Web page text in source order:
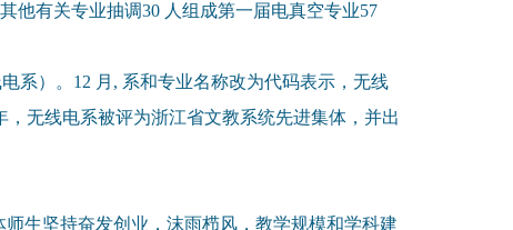
他有关专业抽调30 人组成第一届电真空专业57
系）。12 月, 系和专业名称改为代码表示，无线
，无线电系被评为浙江省文教系统先进集体，并出
生坚持奋发创业，沫雨栉风，教学规模和学科建